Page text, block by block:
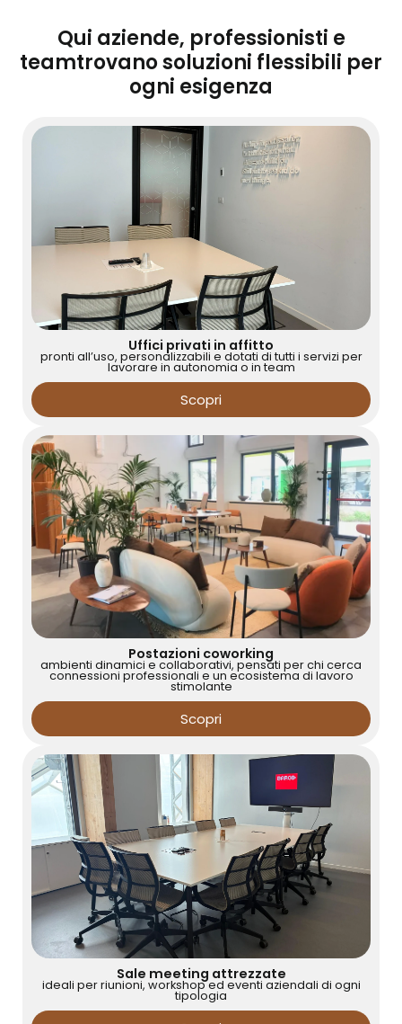
Qui aziende, professionisti e
teamtrovano soluzioni flessibili per
ogni esigenza
Uffici privati in affitto
pronti all’uso, personalizzabili e dotati di tutti i servizi per
lavorare in autonomia o in team
Scopri
Postazioni coworking
ambienti dinamici e collaborativi, pensati per chi cerca
connessioni professionali e un ecosistema di lavoro
stimolante
Scopri
Sale meeting attrezzate
ideali per riunioni, workshop ed eventi aziendali di ogni
tipologia